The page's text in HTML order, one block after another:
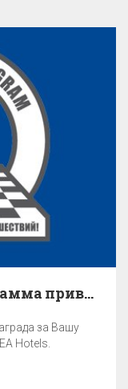
EA Benefit Program - Программа привилегий
за Вашу
Hotels.